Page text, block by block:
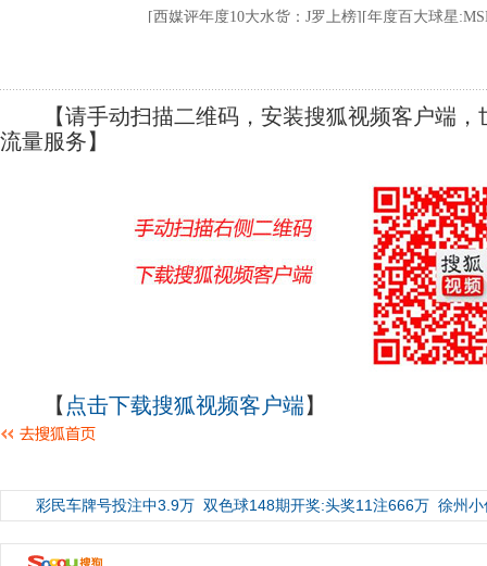
【请手动扫描二维码，安装搜狐视频客户端，
流量服务】
【 点击下载搜狐视频客户端】
彩民车牌号投注中3.9万 双色球148期开奖:头奖11注666万 徐州